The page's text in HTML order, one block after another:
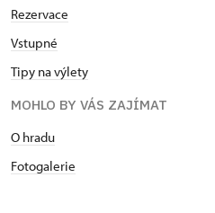
Rezervace
Vstupné
Tipy na výlety
MOHLO BY VÁS ZAJÍMAT
O hradu
Fotogalerie